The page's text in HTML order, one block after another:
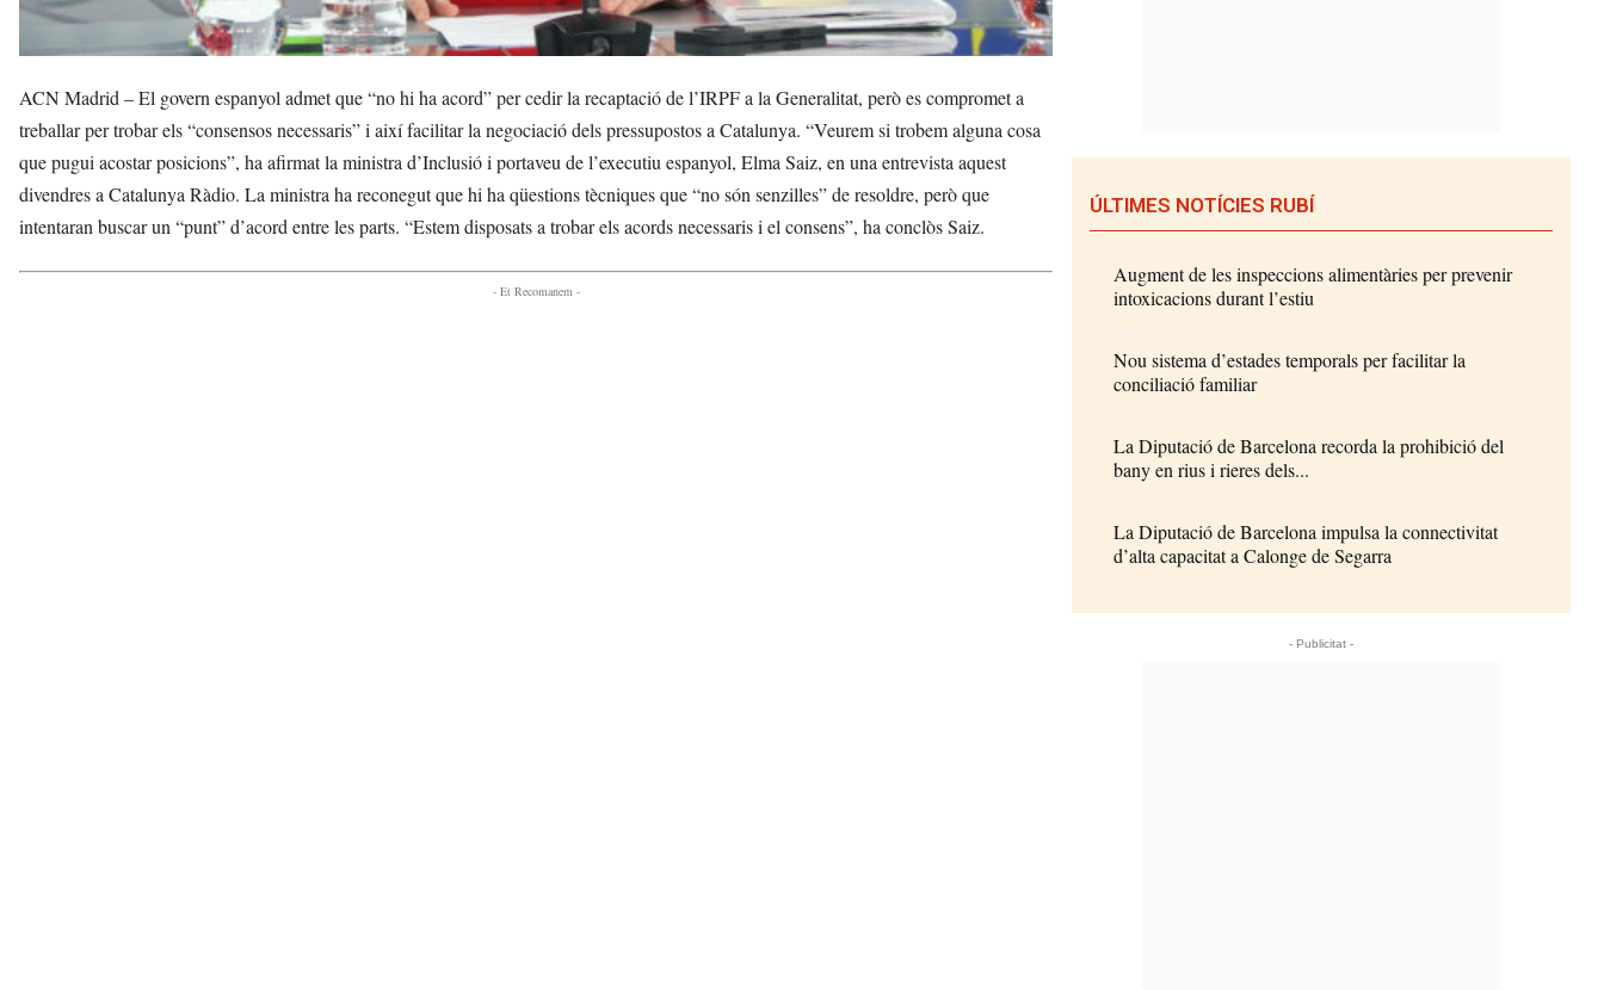
ACN Madrid – El govern espanyol admet que “no hi ha acord” per cedir la recaptació de l’IRPF a la Generalitat, però es compromet a
treballar per trobar els “consensos necessaris” i així facilitar la negociació dels pressupostos a Catalunya. “Veurem si trobem alguna cosa
que pugui acostar posicions”, ha afirmat la ministra d’Inclusió i portaveu de l’executiu espanyol, Elma Saiz, en una entrevista aquest
divendres a Catalunya Ràdio. La ministra ha reconegut que hi ha qüestions tècniques que “no són senzilles” de resoldre, però que
intentaran buscar un “punt” d’acord entre les parts. “Estem disposats a trobar els acords necessaris i el consens”, ha conclòs Saiz.
- Et Recomanem -
ÚLTIMES NOTÍCIES RUBÍ
Augment de les inspeccions alimentàries per prevenir
intoxicacions durant l’estiu
Nou sistema d’estades temporals per facilitar la
conciliació familiar
La Diputació de Barcelona recorda la prohibició del
bany en rius i rieres dels...
La Diputació de Barcelona impulsa la connectivitat
d’alta capacitat a Calonge de Segarra
- Publicitat -